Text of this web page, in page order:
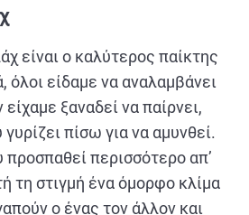
είναι ο καλύτερος παίκτης
όλοι είδαμε να αναλαμβάνει
ξαναδεί να παίρνει,
πίσω για να αμυνθεί.
προσπαθεί περισσότερο απ’
τη στιγμή ένα όμορφο κλίμα
ο ένας τον άλλον και